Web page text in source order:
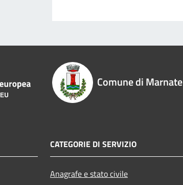
Comune di Marnate
CATEGORIE DI SERVIZIO
Anagrafe e stato civile